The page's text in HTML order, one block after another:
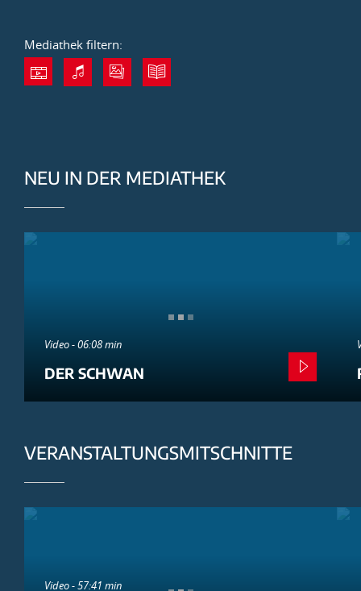
Mediathek filtern:
NEU IN DER MEDIATHEK
Video - 06:08 min
DER SCHWAN
VERANSTALTUNGSMITSCHNITTE
Video - 57:41 min